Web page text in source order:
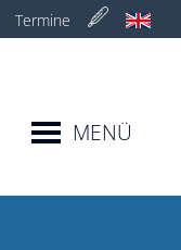
Termine
MENÜ